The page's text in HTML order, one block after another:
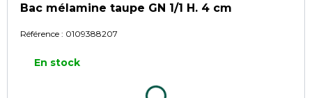
Bac mélamine taupe GN 1/1 H. 4 cm
Référence : 0109388207
En stock